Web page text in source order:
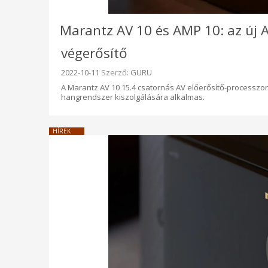
Marantz AV 10 és AMP 10: az új
végerősítő
Beküldve:
2022-10-11 Szerző: GURU
A Marantz AV 10 15.4 csatornás AV előerősítő-
hangrendszer kiszolgálására alkalmas.
HÍREK